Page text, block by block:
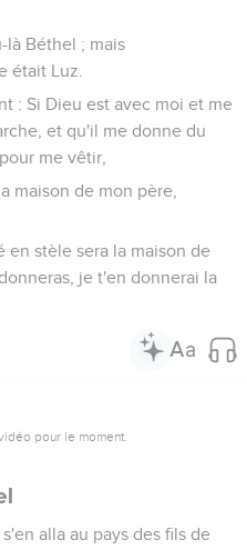
là Béthel ; mais
était Luz.
: Si Dieu est avec moi et me
et qu'il me donne du
me vêtir,
maison de mon père,
en stèle sera la maison de
je t'en donnerai la
pour le moment.
alla au pays des fils de